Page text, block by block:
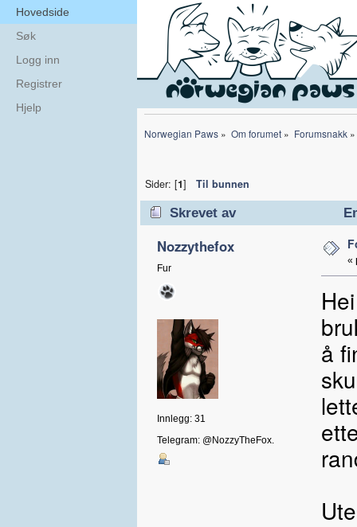
Hovedside
Søk
Logg inn
Registrer
Hjelp
Norwegian Paws » Om forumet» Forumsnakk»
Sider: [1] Til bunnen
Skrevet av
Nozzythefox
Fur
Innlegg: 31
Telegram: @NozzyTheFox.
«
å